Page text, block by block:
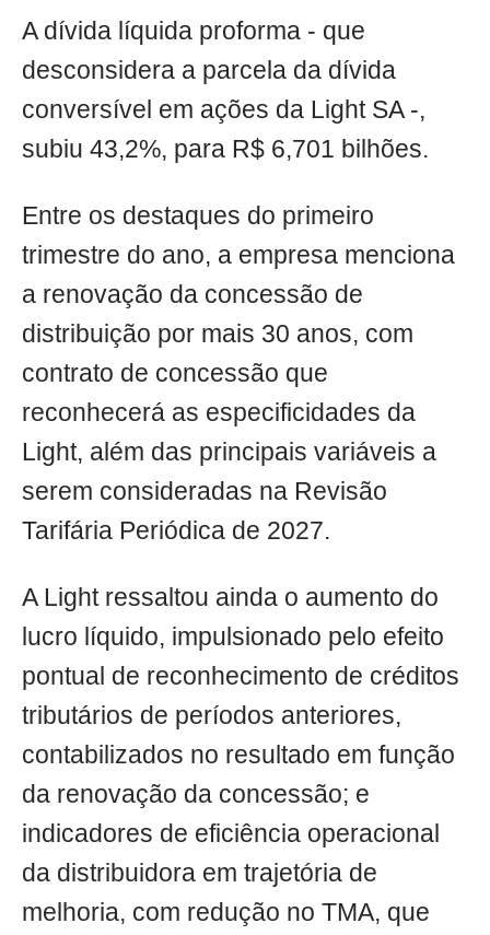
A dívida líquida proforma - que
desconsidera a parcela da dívida
conversível em ações da Light SA -,
subiu 43,2%, para R$ 6,701 bilhões.
Entre os destaques do primeiro
trimestre do ano, a empresa menciona
a renovação da concessão de
distribuição por mais 30 anos, com
contrato de concessão que
reconhecerá as especificidades da
Light, além das principais variáveis a
serem consideradas na Revisão
Tarifária Periódica de 2027.
A Light ressaltou ainda o aumento do
lucro líquido, impulsionado pelo efeito
pontual de reconhecimento de créditos
tributários de períodos anteriores,
contabilizados no resultado em função
da renovação da concessão; e
indicadores de eficiência operacional
da distribuidora em trajetória de
melhoria, com redução no TMA, que